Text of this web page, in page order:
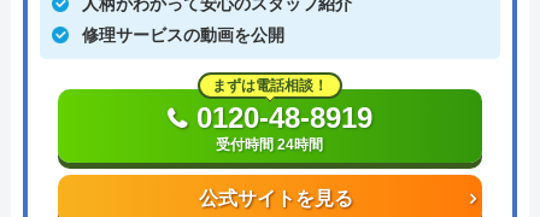
修理サービスの動画を公開
公式サイトを見る
まずは電話相談！
0120-48-8919
受付時間 24時間